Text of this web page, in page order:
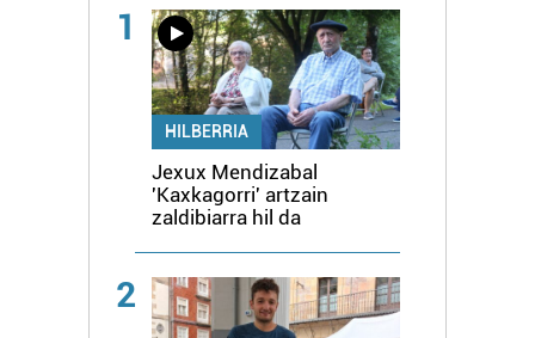
1
HILBERRIA
Jexux Mendizabal
'Kaxkagorri' artzain
zaldibiarra hil da
2